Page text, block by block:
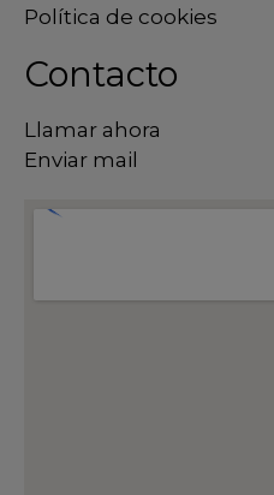
Política de cookies
Contacto
Llamar ahora
Enviar mail